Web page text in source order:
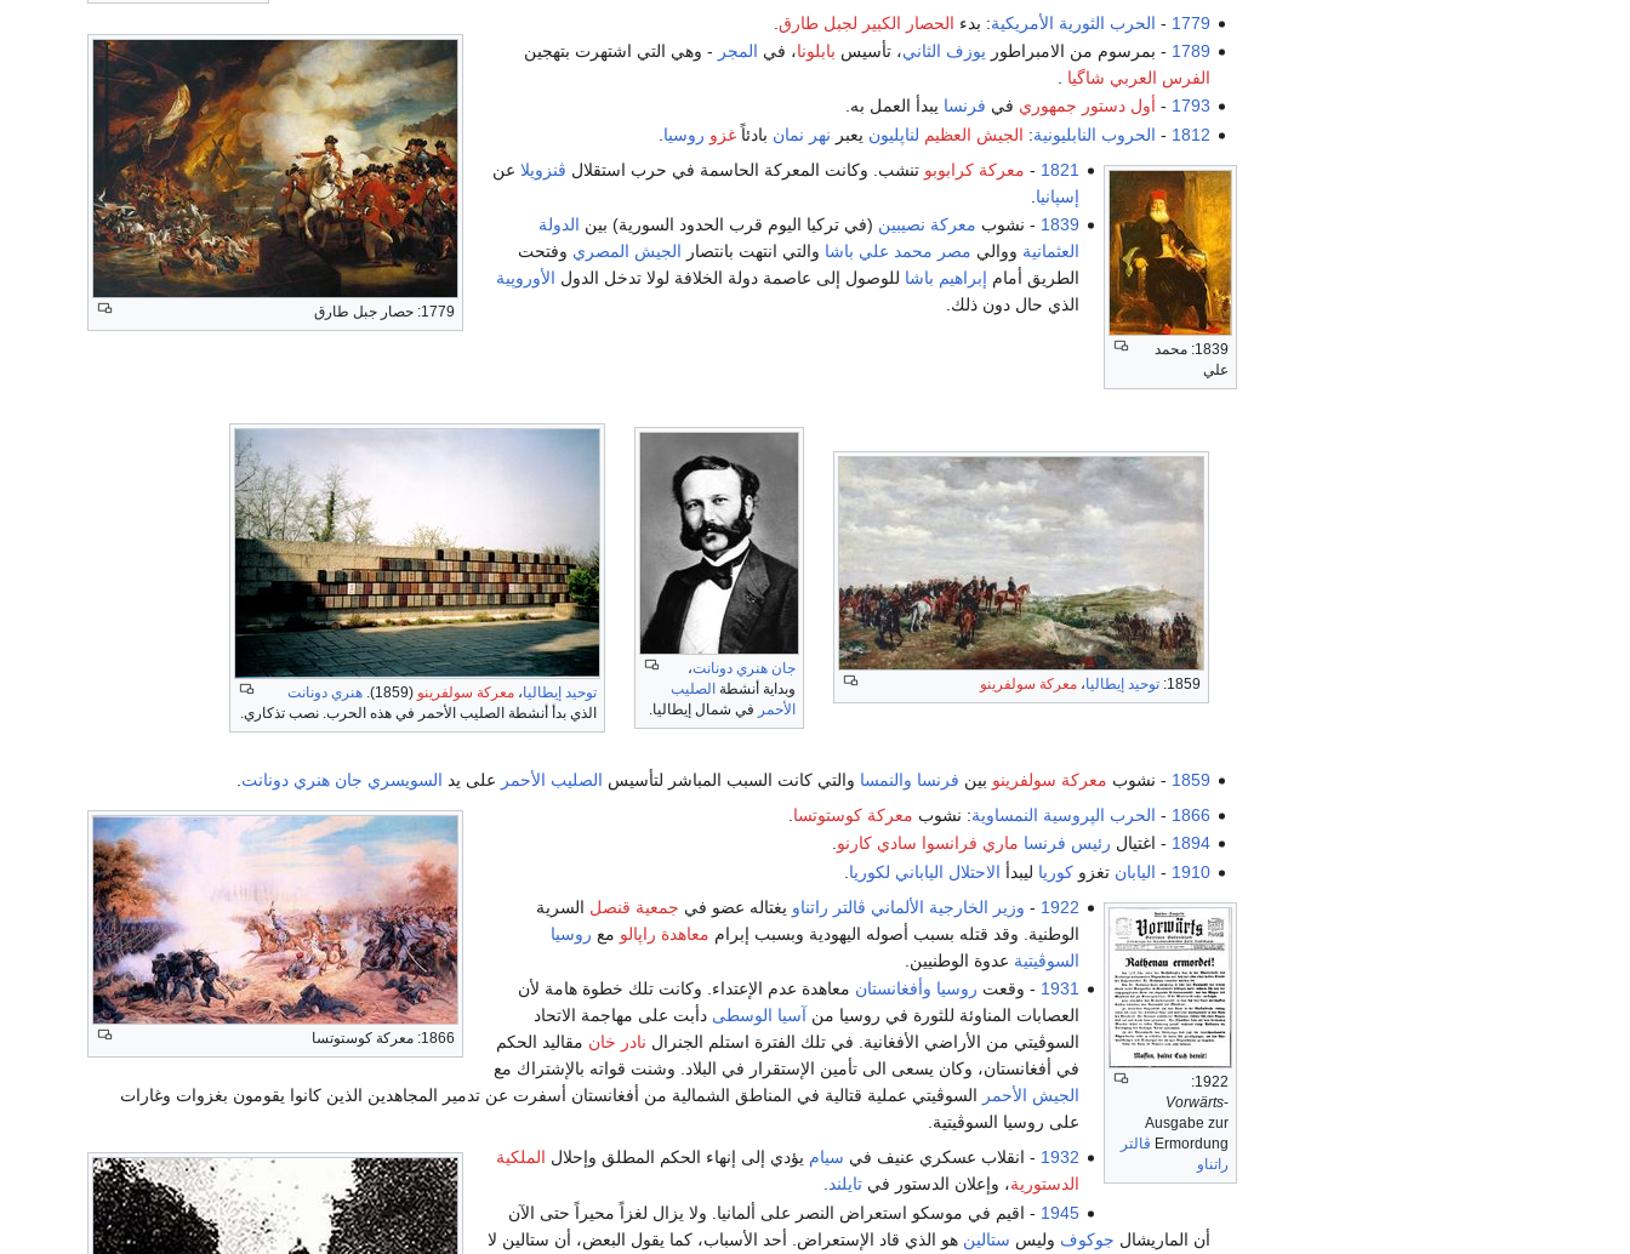
1779: حصار جبل طارق
1779
- الحرب الثورية الأمريكية: بدء الحصار الكبير لجبل طارق
1789 - بمرسوم من الامبراطور يوزف الثاني، تأسيس بابلونا، في المجر - وهي التي اشتهرت بتهجين
الفرس العربي شاگيا
1793
- أول دستور جمهوري في فرنسا يبدأ العمل به.
1812
- الحروب النابليونية: الجيش العظيم لناپليون يعبر نهر نمان بادئاًغزو روسيا
1839: محمد
علي
1821
- معركة كرابوبو تنشب. وكانت المعركة الحاسمة في حرب استقلال ڤنزويلاعن
إسپانيا
1839 - نشوب معركة نصيبين (في تركيا اليوم قرب الحدود السورية) بين الدولة
العثمانية ووالي مصر محمد علي باشا والتي انتهت بانتصار الجيش المصري وفتحت
الطريق أمام إبراهيم باشا للوصول إلى عاصمة دولة الخلافة لولا تدخل الدول الأوروپية
الذي حال دون ذلك.
1859: توحيد إيطاليا، معركة سولفرينو
جان هنري دونانت،
وبداية أنشطة الصليب
الأحمر في شمال إيطاليا.
توحيد إيطاليا، معركة سولفرينو (1859).
هنري دونانت
الذي بدأ أنشطة الصليب الأحمر في هذه الحرب. نصب تذكاري.
1859 - نشوب معركة سولفرينو بين فرنسا والنمسا والتي كانت السبب المباشر لتأسيس الصليب الأحمر على يد السويسري جان هنري دونانت
1866: معركة كوستوتسا
1866
- الحرب الپروسية النمساوية: نشوب معركة كوستوتسا
1894 - اغتيال رئيس فرنسا ماري فرانسوا سادي كارنو.
1910
- اليابان تغزوكوريا ليبدأ الاحتلال الياباني لكوريا
1922:
Vorwärts-
Ausgabe zur
Ermordung ڤالتر
راتناو
1922
- وزير الخارجية الألماني ڤالتر راتناو يغتاله عضو في جمعية قنصل السرية
الوطنية. وقد قتله بسبب أصوله اليهودية وبسبب إبرام معاهدة راپالو مع روسيا
السوڤيتية عدوة الوطنيين.
1931 - وقعت روسيا وأفغانستان معاهدة عدم الإعتداء. وكانت تلك خطوة هامة لأن
العصابات المناوئة للثورة في روسيا من آسيا الوسطى دأبت على مهاجمة الاتحاد
السوڤيتي من الأراضي الأفغانية. في تلك الفترة استلم الجنرال نادر خان مقاليد الحكم
في أفغانستان، وكان يسعى الى تأمين الإستقرار في البلاد. وشنت قواته بالإشتراك مع
الجيش الأحمر السوڤيتي عملية قتالية في المناطق الشمالية من أفغانستان أسفرت عن تدمير المجاهدين الذين كانوا يقومون بغزوات وغارات
على روسيا السوڤيتية.
1932 - انقلاب عسكري عنيف في سيام يؤدي إلى إنهاء الحكم المطلق وإحلال الملكية
الدستورية، وإعلان الدستور في تايلند
1945 - اقيم في موسكو استعراض النصر على ألمانيا. ولا يزال لغزاً محيراً حتى الآن
أن الماريشال جوكوف وليس ستالين هو الذي قاد الإستعراض. أحد الأسباب، كما يقول البعض، أن ستالين لا